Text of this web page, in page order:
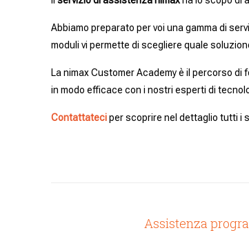
Abbiamo preparato per voi una gamma di
moduli vi permette di scegliere quale
La nimax Customer Academy è il percorso
in modo efficace con i nostri esperti di
Contattateciper scoprire nel dettaglio tutti i
Assistenza